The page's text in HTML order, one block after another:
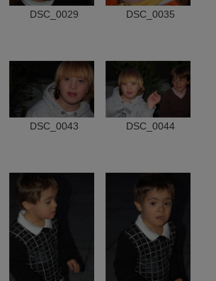
DSC_0029 DSC_0035
DSC_0043 DSC_0044